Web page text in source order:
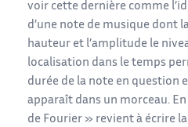
voir cette dernière comme
d’une note de musique dont
hauteur et l’amplitude le
localisation dans le temps
durée de la note en question
apparaît dans un morceau.
de Fourier » revient à écrire